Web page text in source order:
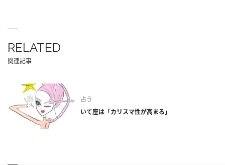
RELATED
関連記事
占う
いて座は「カリスマ性が高まる」